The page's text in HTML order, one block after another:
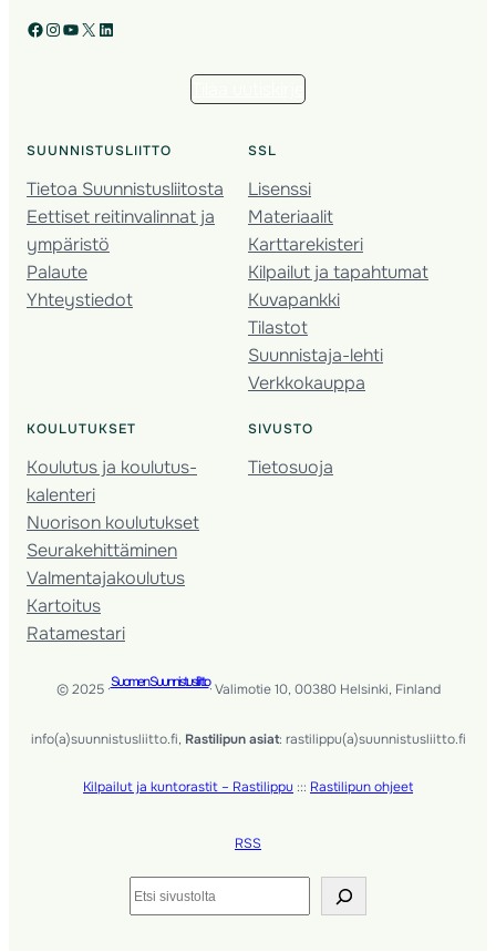
Facebook Instagram YouTube X LinkedIn
SUUNNISTUSLIITTO
Tietoa Suunnistusliitosta
Eettiset reitinvalinnat ja
ympäristö
Palaute
Yhteystiedot
SSL
Lisenssi
Materiaalit
Karttarekisteri
Kilpailut ja tapahtumat
Kuvapankki
Tilastot
Suunnistaja-lehti
Verkkokauppa
KOULUTUKSET
Koulutus ja koulutus­
kalenteri
Nuorison koulutukset
Seura­kehittäminen
Valmentaja­koulutus
Kartoitus
Ratamestari
SIVUSTO
Tietosuoja
© 2025 ·Suomen Suunnistusliitto· Valimotie 10, 00380 Helsinki, Finland
info(a)suunnistusliitto.fi, Rastilipun asiat: rastilippu(a)suunnistusliitto.fi
Kilpailut ja kuntorastit – Rastilippu ::: Rastilipun ohjeet
RSS
Etsi